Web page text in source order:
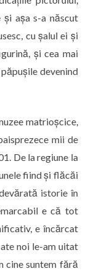
așa s-a născut
cu șalul ei și
și cea mai
devenind
matrioșcice,
mii de
De la regiune la
fiind și flăcăi
istorie în
e că tot
e încărcat
noi le-am uitat
cine suntem fără